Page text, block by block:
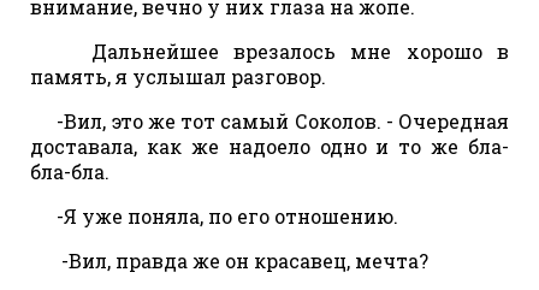
внимание, вечно у них глаза на жопе.
Дальнейшее врезалось мне хорошо в
память, я услышал разговор.
-Вил, это же тот самый Соколов. - Очередная
доставала, как же надоело одно и то же бла-
бла-бла.
-Я уже поняла, по его отношению.
-Вил, правда же он красавец, мечта?